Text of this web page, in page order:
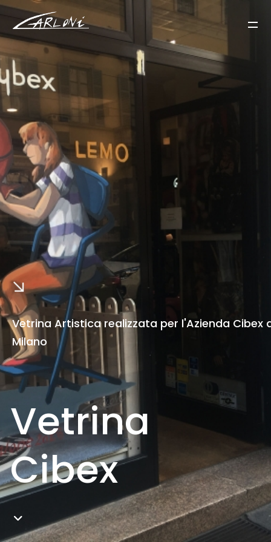
Vetrina Artistica realizzata per l'Azienda Cibex
Milano
Vetrina
Cibex